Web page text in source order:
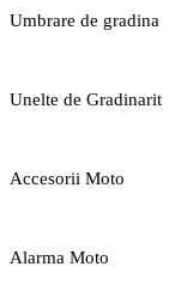
Umbrare de gradina
Unelte de Gradinarit
Accesorii Moto
Alarma Moto